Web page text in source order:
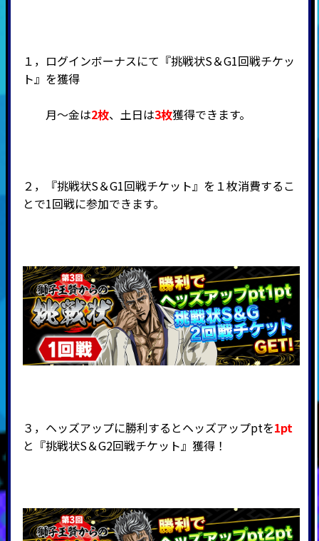
１，ログインボーナスにて『挑戦状S＆G1回戦チケッ
ト』を獲得
月～金は2枚、土日は3枚獲得できます。
２，『挑戦状S＆G1回戦チケット』を１枚消費するこ
とで1回戦に参加できます。
３，ヘッズアップに勝利するとヘッズアップptを1pt
と『挑戦状S＆G2回戦チケット』獲得！